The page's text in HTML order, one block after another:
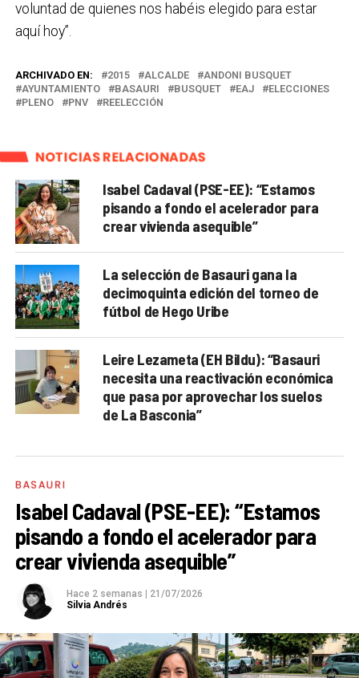
voluntad de quienes nos habéis elegido para estar
aquí hoy”.
ARCHIVADO EN: 2015 ALCALDE
ANDONI BUSQUET
AYUNTAMIENTO
BASAURI BUSQUET EAJ
ELECCIONES
PLENO
PNV REELECCIÓN
NOTICIAS RELACIONADAS
Isabel Cadaval (PSE-EE): “Estamos
pisando a fondo el acelerador para
crear vivienda asequible”
La selección de Basauri gana la
decimoquinta edición del torneo de
fútbol de Hego Uribe
Leire Lezameta (EH Bildu): “Basauri
necesita una reactivación económica
que pasa por aprovechar los suelos
de La Basconia”
BASAURI
Isabel Cadaval (PSE-EE): “Estamos
pisando a fondo el acelerador para
crear vivienda asequible”
Hace 2 semanas
21/07/2026
Silvia Andrés